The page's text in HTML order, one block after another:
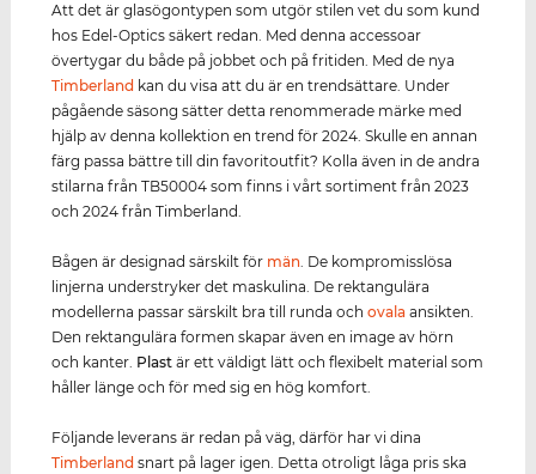
Att det är glasögontypen som utgör stilen vet du som kund
hos Edel-Optics säkert redan. Med denna accessoar
övertygar du både på jobbet och på fritiden. Med de nya
Timberland kan du visa att du är en trendsättare. Under
pågående säsong sätter detta renommerade märke med
hjälp av denna kollektion en trend för 2024. Skulle en annan
färg passa bättre till din favoritoutfit? Kolla även in de andra
stilarna från TB50004 som finns i vårt sortiment från 2023
och 2024 från Timberland.
Bågen är designad särskilt för män. De kompromisslösa
linjerna understryker det maskulina. De rektangulära
modellerna passar särskilt bra till runda ochovala ansikten.
Den rektangulära formen skapar även en image av hörn
och kanter. Plast är ett väldigt lätt och flexibelt material som
håller länge och för med sig en hög komfort.
Följande leverans är redan på väg, därför har vi dina
Timberland snart på lager igen. Detta otroligt låga pris ska